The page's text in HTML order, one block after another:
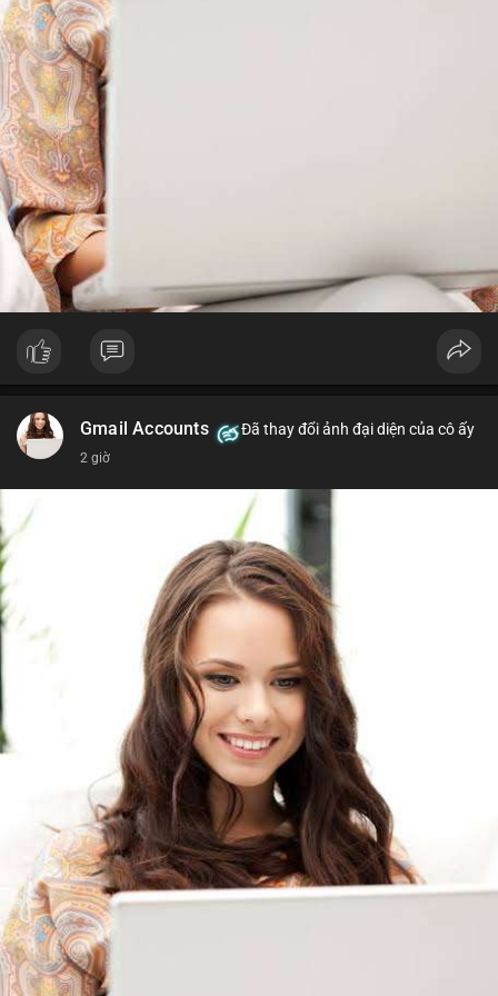
từ dòng vốn ETF (tuần tốt nhất kể từ tháng 4 với 1 tỷ USD)
trước khi gia tăng vị thế.
Xem chi tiết các bài viết đầy đủ tại dòng thời gian của Vlike.vn!
#whalealertbtc
#brazilcryptoregulation
Gmail Accounts Đã thay đổi ảnh đại diện của cô ấy
2 giờ